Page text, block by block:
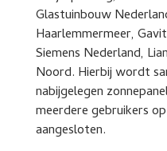
Glastuinbouw
Haarlemmermeer,
Siemens Nederland,
Noord. Hierbij wordt
nabijgelegen
meerdere gebruikers
aangesloten.